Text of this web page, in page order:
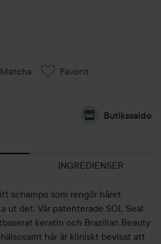
Matcha Favorit
Butikssaldo
INGREDIENSER
schampo som rengör håret
ut det. Vår patenterade SOL Seal
keratin och Brazilian Beauty
hår är kliniskt bevisat att